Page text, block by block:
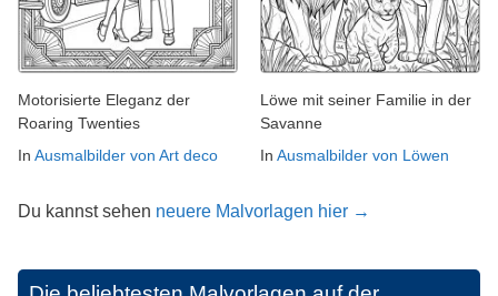
Motorisierte Eleganz der
Roaring Twenties
In Ausmalbilder von Art deco
Löwe mit seiner Familie in der
Savanne
In Ausmalbilder von Löwen
Du kannst sehen neuere Malvorlagen hier →